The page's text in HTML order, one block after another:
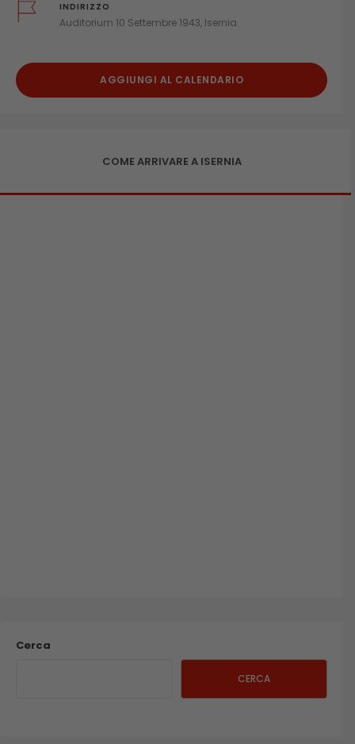
INDIRIZZO
Auditorium 10 Settembre 1943, Isernia
AGGIUNGI AL CALENDARIO
COME ARRIVARE A ISERNIA
Cerca
CERCA